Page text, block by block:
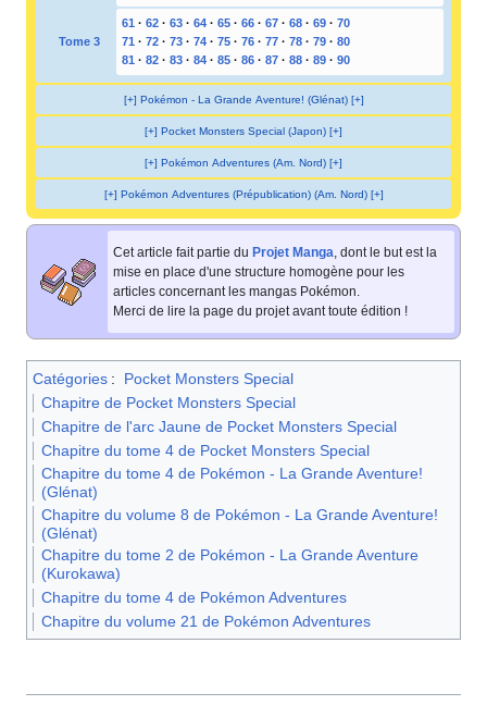
Tome 3
61 · 62 · 63 · 64 · 65 · 66 · 67 · 68 · 69 · 70
71 · 72 · 73 · 74 · 75 · 76 · 77 · 78 · 79 · 80
81 · 82 · 83 · 84 · 85 · 86 · 87 · 88 · 89 · 90
[+] Pokémon - La Grande Aventure! (Glénat) [+]
[+] Pocket Monsters Special (Japon) [+]
[+] Pokémon Adventures (Am. Nord) [+]
[+] Pokémon Adventures (Prépublication) (Am. Nord) [+]
Cet article fait partie du Projet Manga, dont le but est la
mise en place d'une structure homogène pour les
articles concernant les mangas Pokémon.
Merci de lire la page du projet avant toute édition !
Catégories :
Pocket Monsters Special
Chapitre de Pocket Monsters Special
Chapitre de l'arc Jaune de Pocket Monsters Special
Chapitre du tome 4 de Pocket Monsters Special
Chapitre du tome 4 de Pokémon - La Grande Aventure!
(Glénat)
Chapitre du volume 8 de Pokémon - La Grande Aventure!
(Glénat)
Chapitre du tome 2 de Pokémon - La Grande Aventure
(Kurokawa)
Chapitre du tome 4 de Pokémon Adventures
Chapitre du volume 21 de Pokémon Adventures